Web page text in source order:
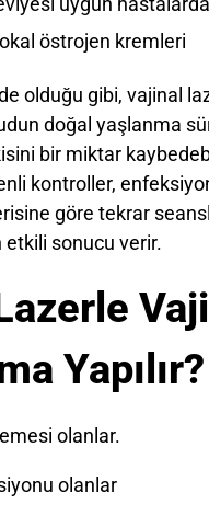
östrojen kremleri
olduğu gibi, vajinal
doğal yaşlanma
bir miktar
kontroller,
göre tekrar
sonucu verir.
Yapılır?
olanlar.
olanlar